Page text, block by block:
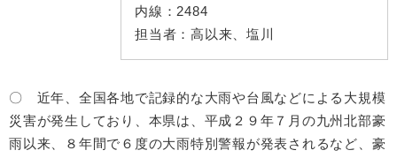
内線： 2484
担当者： 高以来、塩川
〇 近年、全国各地で記録的な大雨や台風などによる大規模
災害が発生しており、本県は、平成２９年７月の九州北部豪
雨以来、８年間で６度の大雨特別警報が発表されるなど、豪